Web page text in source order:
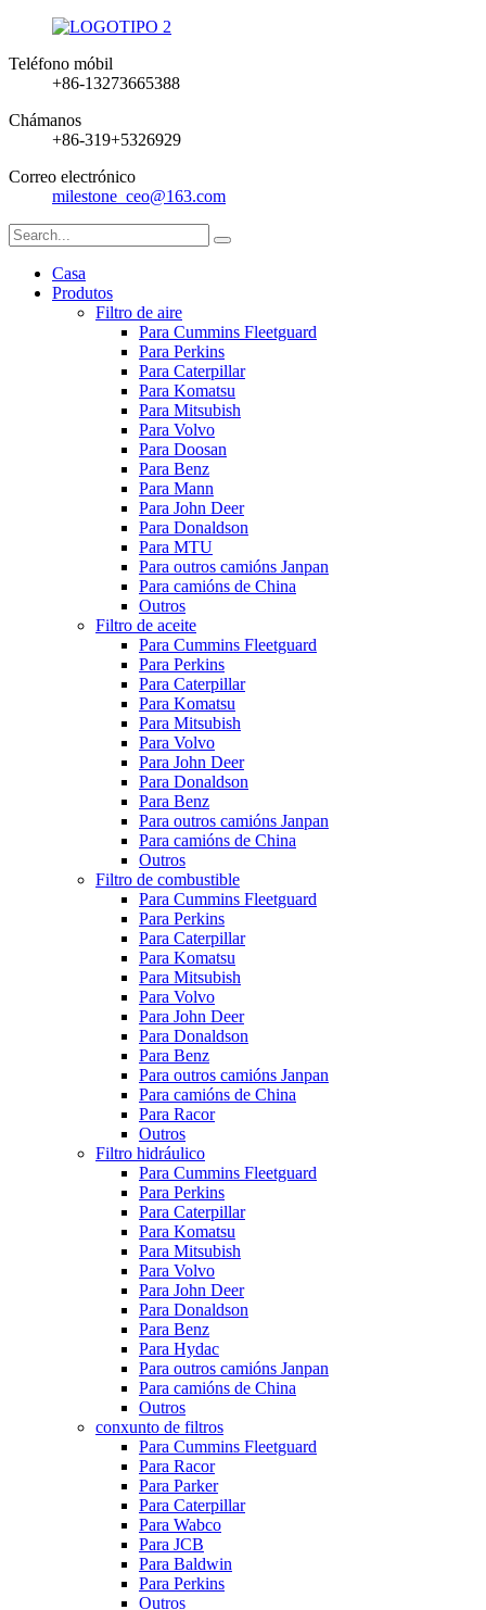
Teléfono móbil
+86-13273665388
Chámanos
+86-319+5326929
Correo electrónico
milestone_ceo@163.com
Casa
Produtos
Filtro de aire
Para Cummins Fleetguard
Para Perkins
Para Caterpillar
Para Komatsu
Para Mitsubish
Para Volvo
Para Doosan
Para Benz
Para Mann
Para John Deer
Para Donaldson
Para MTU
Para outros camións Janpan
Para camións de China
Outros
Filtro de aceite
Para Cummins Fleetguard
Para Perkins
Para Caterpillar
Para Komatsu
Para Mitsubish
Para Volvo
Para John Deer
Para Donaldson
Para Benz
Para outros camións Janpan
Para camións de China
Outros
Filtro de combustible
Para Cummins Fleetguard
Para Perkins
Para Caterpillar
Para Komatsu
Para Mitsubish
Para Volvo
Para John Deer
Para Donaldson
Para Benz
Para outros camións Janpan
Para camións de China
Para Racor
Outros
Filtro hidráulico
Para Cummins Fleetguard
Para Perkins
Para Caterpillar
Para Komatsu
Para Mitsubish
Para Volvo
Para John Deer
Para Donaldson
Para Benz
Para Hydac
Para outros camións Janpan
Para camións de China
Outros
conxunto de filtros
Para Cummins Fleetguard
Para Racor
Para Parker
Para Caterpillar
Para Wabco
Para JCB
Para Baldwin
Para Perkins
Outros